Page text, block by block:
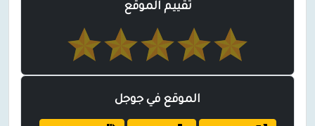
تقييم الموقع
الموقع في جوجل